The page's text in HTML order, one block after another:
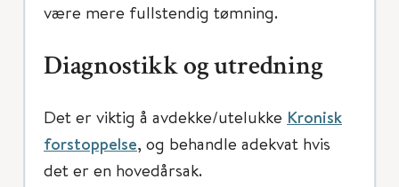
være mere fullstendig tømning.
Diagnostikk og utredning
Det er viktig å avdekke/utelukke Kronisk
forstoppelse, og behandle adekvat hvis
det er en hovedårsak.